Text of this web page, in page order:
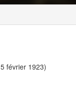
février 1923)